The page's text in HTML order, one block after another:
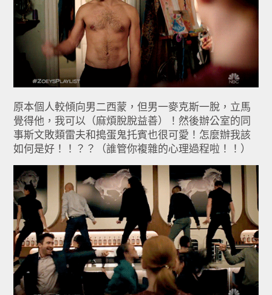
原本個人較傾向男二西蒙，但男一麥克斯一脫，立馬
覺得他，我可以（麻煩脫脫益善）！然後辦公室的同
事斯文敗類雷夫和搗蛋鬼托賓也很可愛！怎麼辦我該
如何是好！！？？（誰管你複雜的心理過程啦！！）